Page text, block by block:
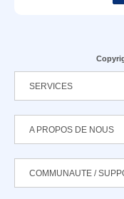
SERVICES
A PROPOS DE NOUS
COMMUNAUTE /